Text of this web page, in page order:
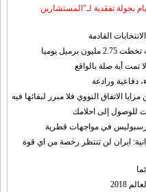
بجولة تفقدية لـ"المستشارين
القادمة
يوميا
تمت أية صلة بالواقع
دفاعية ورادعة
الاتفاق النووي فلا مبرر لبقائها فيه
للوصول إلى احلامك
في مواجهات قطرية
ايران لن تنتظر رخصة من اي قوة
2018